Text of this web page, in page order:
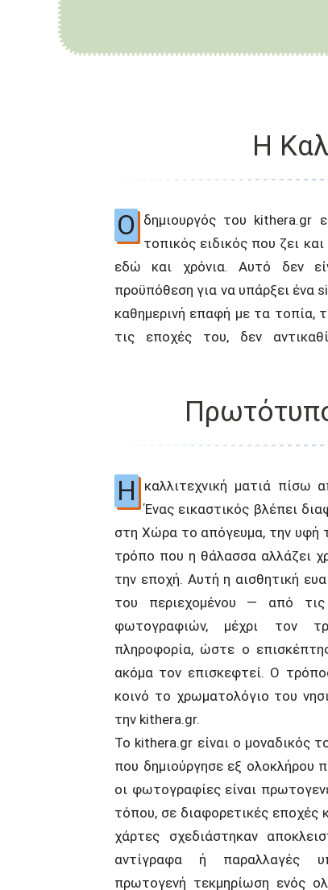
Η
Ο
δημιουργός του kithera.gr
τοπικός ειδικός που ζει
εδώ και χρόνια. Αυτό δεν
προϋπόθεση για να υπάρξει ένα
καθημερινή επαφή με τα τοπία,
τις εποχές του, δεν
Η
καλλιτεχνική ματιά πίσω
Ένας εικαστικός βλέπει
στη Χώρα το απόγευμα, την υφή
τρόπο που η θάλασσα αλλάζει
την εποχή. Αυτή η αισθητική
του περιεχομένου — από
φωτογραφιών, μέχρι τον
πληροφορία, ώστε ο
ακόμα τον επισκεφτεί. Ο
κοινό το χρωματολόγιο του
την kithera.gr.
Το kithera.gr είναι ο μοναδικός
που δημιούργησε εξ ολοκλήρου
οι φωτογραφίες είναι
τόπου, σε διαφορετικές εποχές
χάρτες σχεδιάστηκαν
αντίγραφα ή παραλλαγές
πρωτογενή τεκμηρίωση ενός